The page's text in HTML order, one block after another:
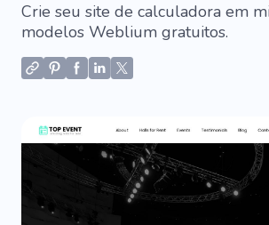
Crie seu site de calculadora em
modelos Weblium gratuitos.